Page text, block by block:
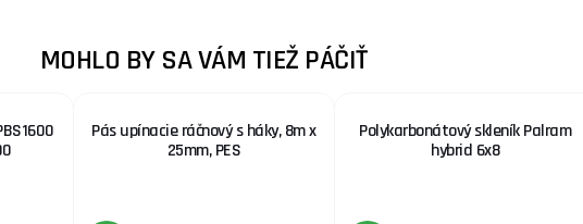
MOHLO BY SA VÁM TIEŽ PÁČIŤ
Pás upínacie ráčnový s háky, 8m x
25mm, PES
Polykarbonátový skleník Palram
hybrid 6x8